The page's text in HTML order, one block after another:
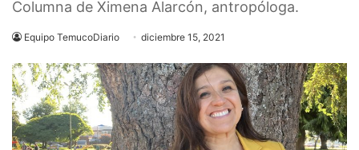
Columna de Ximena Alarcón, antropóloga.
Equipo TemucoDiario diciembre 15, 2021